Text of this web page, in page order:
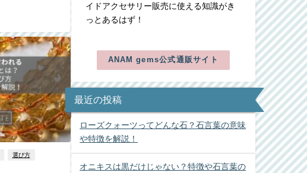
選び方
イドアクセサリー販売に使える知識がき
っとあるはず！
ANAM gems公式通販サイト
最近の投稿
ローズクォーツってどんな石？石言葉の意味
や特徴を解説！
オニキスは黒だけじゃない？特徴や石言葉の